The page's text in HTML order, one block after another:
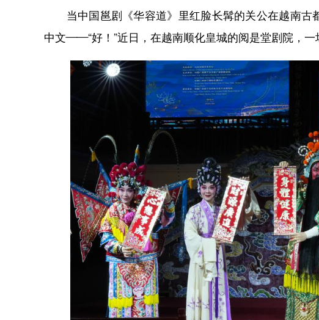
当中国邕剧《华容道》里红脸长髯的关公在越南古
中文——“好！”近日，在越南顺化皇城的阅是堂剧院，一